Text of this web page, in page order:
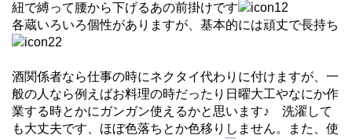
紐で縛って腰から下げるあの前掛けです
各蔵いろいろ個性がありますが、基本的には頑丈で長持ち
酒関係者なら仕事の時にネクタイ代わりに付けますが、一
般の人なら例えばお料理の時だったり日曜大工やなにか作
業する時とかにガンガン使えるかと思います♪ 洗濯して
も大丈夫です、ほぼ色落ちとか色移りしません。また、使